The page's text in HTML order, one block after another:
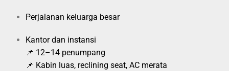
Perjalanan keluarga besar
Kantor dan instansi
📌 12–14 penumpang
📌 Kabin luas, reclining seat, AC merata